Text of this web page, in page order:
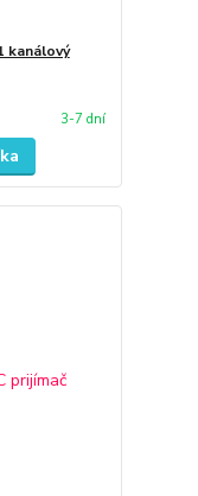
kanálový
3-7 dní